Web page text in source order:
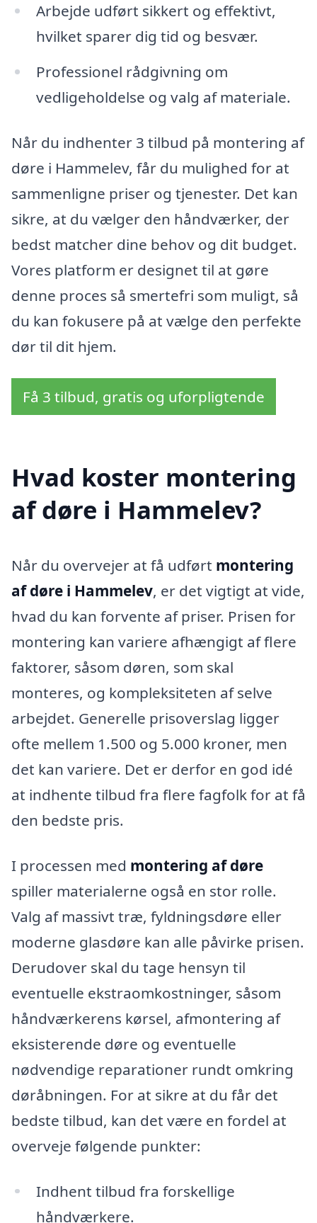
Arbejde udført sikkert og effektivt,
hvilket sparer dig tid og besvær.
Professionel rådgivning om
vedligeholdelse og valg af materiale.
Når du indhenter 3 tilbud på montering af
døre i Hammelev, får du mulighed for at
sammenligne priser og tjenester. Det kan
sikre, at du vælger den håndværker, der
bedst matcher dine behov og dit budget.
Vores platform er designet til at gøre
denne proces så smertefri som muligt, så
du kan fokusere på at vælge den perfekte
dør til dit hjem.
Få 3 tilbud, gratis og uforpligtende
Hvad koster montering
af døre i Hammelev?
Når du overvejer at få udført montering
af døre i Hammelev, er det vigtigt at vide,
hvad du kan forvente af priser. Prisen for
montering kan variere afhængigt af flere
faktorer, såsom døren, som skal
monteres, og kompleksiteten af selve
arbejdet. Generelle prisoverslag ligger
ofte mellem 1.500 og 5.000 kroner, men
det kan variere. Det er derfor en god idé
at indhente tilbud fra flere fagfolk for at få
den bedste pris.
I processen med montering af døre
spiller materialerne også en stor rolle.
Valg af massivt træ, fyldningsdøre eller
moderne glasdøre kan alle påvirke prisen.
Derudover skal du tage hensyn til
eventuelle ekstraomkostninger, såsom
håndværkerens kørsel, afmontering af
eksisterende døre og eventuelle
nødvendige reparationer rundt omkring
døråbningen. For at sikre at du får det
bedste tilbud, kan det være en fordel at
overveje følgende punkter:
Indhent tilbud fra forskellige
håndværkere.